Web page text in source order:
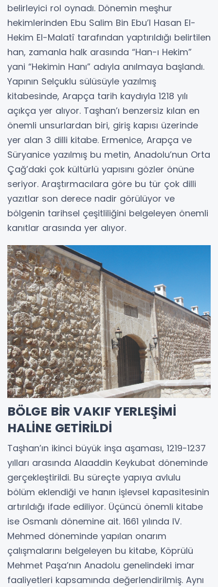
belirleyici rol oynadı. Dönemin meşhur
hekimlerinden Ebu Salim Bin Ebu’l Hasan El-
Hekim El-Malatî tarafından yaptırıldığı belirtilen
han, zamanla halk arasında “Han-ı Hekim”
yani “Hekimin Hanı” adıyla anılmaya başlandı.
Yapının Selçuklu sülüsüyle yazılmış
kitabesinde, Arapça tarih kaydıyla 1218 yılı
açıkça yer alıyor. Taşhan’ı benzersiz kılan en
önemli unsurlardan biri, giriş kapısı üzerinde
yer alan 3 dilli kitabe. Ermenice, Arapça ve
Süryanice yazılmış bu metin, Anadolu’nun Orta
Çağ’daki çok kültürlü yapısını gözler önüne
seriyor. Araştırmacılara göre bu tür çok dilli
yazıtlar son derece nadir görülüyor ve
bölgenin tarihsel çeşitliliğini belgeleyen önemli
kanıtlar arasında yer alıyor.
BÖLGE BİR VAKIF YERLEŞİMİ
HALİNE GETİRİLDİ
Taşhan’ın ikinci büyük inşa aşaması, 1219-1237
yılları arasında Alaaddin Keykubat döneminde
gerçekleştirildi. Bu süreçte yapıya avlulu
bölüm eklendiği ve hanın işlevsel kapasitesinin
artırıldığı ifade ediliyor. Üçüncü önemli kitabe
ise Osmanlı dönemine ait. 1661 yılında IV.
Mehmed döneminde yapılan onarım
çalışmalarını belgeleyen bu kitabe, Köprülü
Mehmet Paşa’nın Anadolu genelindeki imar
faaliyetleri kapsamında değerlendirilmiş. Aynı